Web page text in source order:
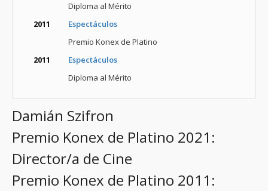
Diploma al Mérito
2011
Espectáculos
Premio Konex de Platino
2011
Espectáculos
Diploma al Mérito
Damián Szifron
Premio Konex de Platino 2021:
Director/a de Cine
Premio Konex de Platino 2011: